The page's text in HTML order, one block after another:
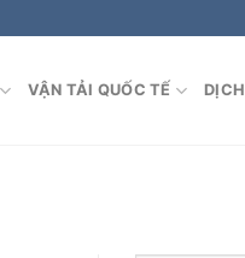
VẬN TẢI QUỐC TẾ